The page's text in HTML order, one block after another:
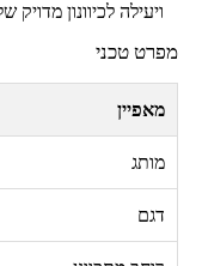
ויעילה לכיוונון
מפרט טכני
מאפיין
מותג
דגם